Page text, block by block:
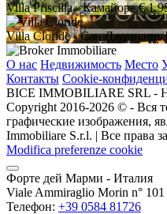
Villa Priscilla- Камайоре €
Villa Cloride- Сан Джулиано
О нас Недвижимость Место
Контакты Cookie-
BICE IMMOBILIARE SRL -
Copyright 2016-2026 ©️ - Вся
графические изображения,
Immobiliare S.r.l. | Все права
Modifica preferenze cookie
Форте дей Марми - Италия
Viale Ammiraglio Morin n° 101
Телефон: +39 0584 81726